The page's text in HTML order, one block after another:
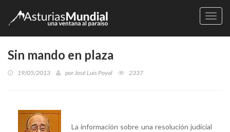
Sin mando en plaza
19/05/2013 porJosé Luis Poyal 2337
La información sobre una resolución judicial